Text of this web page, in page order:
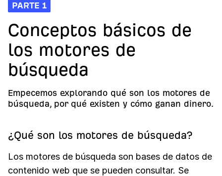
PARTE 1
Conceptos básicos de
los motores de
búsqueda
Empecemos explorando qué son los motores de
búsqueda, por qué existen y cómo ganan dinero.
¿Qué son los motores de búsqueda?
Los motores de búsqueda son bases de datos de
contenido web que se pueden consultar. Se